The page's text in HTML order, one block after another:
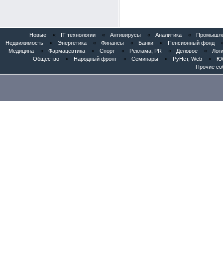
Новые « IT технологии « Антивирусы « Аналитика «
Недвижимость
« Энергетика « Финансы « Банки « Пенсионный фонд
Медицина
« Фармацевтика « Спорт « Реклама, PR « Деловое «
Общество
« Народный фронт « Семинары « РуНет, Web «
Прочие